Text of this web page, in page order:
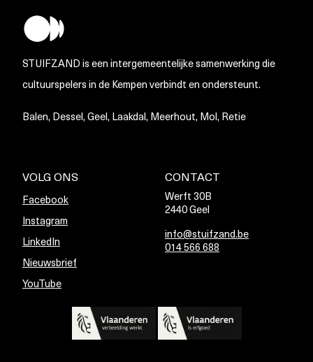
STUIFZAND is een intergemeentelijke samenwerking die
cultuurspelers in de Kempen verbindt en ondersteunt.
Balen, Dessel, Geel, Laakdal, Meerhout, Mol, Retie
VOLG ONS
Facebook
Instagram
LinkedIn
Nieuwsbrief
YouTube
CONTACT
Werft 30B
2440 Geel
info@stuifzand.be
014 566 688